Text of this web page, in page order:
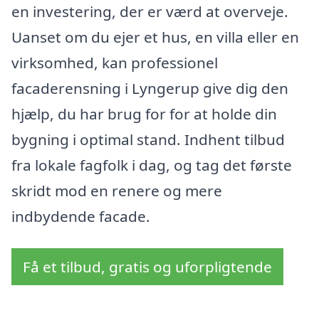
en investering, der er værd at overveje.
Uanset om du ejer et hus, en villa eller en
virksomhed, kan professionel
facaderensning i Lyngerup give dig den
hjælp, du har brug for for at holde din
bygning i optimal stand. Indhent tilbud
fra lokale fagfolk i dag, og tag det første
skridt mod en renere og mere
indbydende facade.
Få et tilbud, gratis og uforpligtende